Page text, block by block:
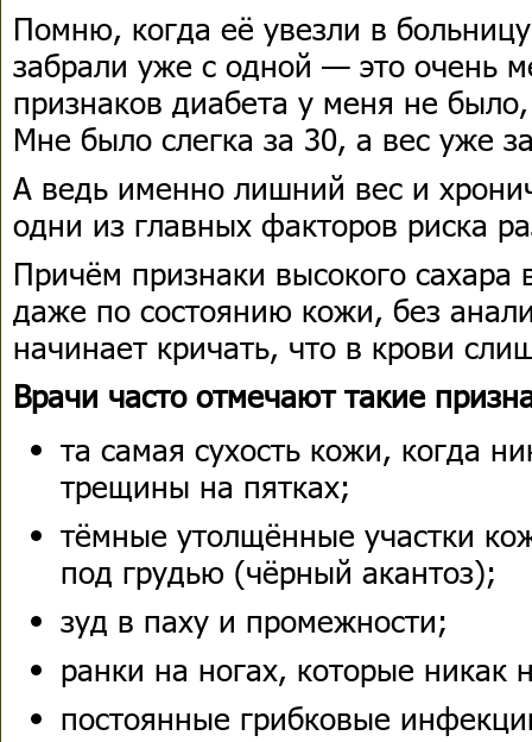
Помню, когда её увезли в
забрали уже с одной — это очень
признаков диабета у меня не
Мне было слегка за 30, а вес уже
А ведь именно лишний вес и
одни из главных факторов риска
Причём признаки высокого сахара
даже по состоянию кожи, без
начинает кричать, что в крови
Врачи часто отмечают такие
та самая сухость кожи, когда
трещины на пятках;
тёмные утолщённые участки
под грудью (чёрный акантоз);
зуд в паху и промежности;
ранки на ногах, которые никак
постоянные грибковые